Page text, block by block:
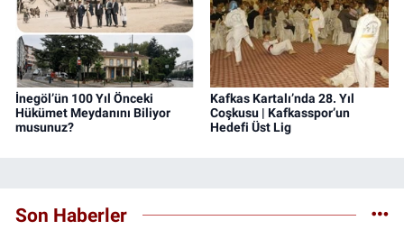
İnegöl’ün 100 Yıl Önceki
Hükümet Meydanını Biliyor
musunuz?
Kafkas Kartalı’nda 28. Yıl
Coşkusu | Kafkasspor’un
Hedefi Üst Lig
Son Haberler